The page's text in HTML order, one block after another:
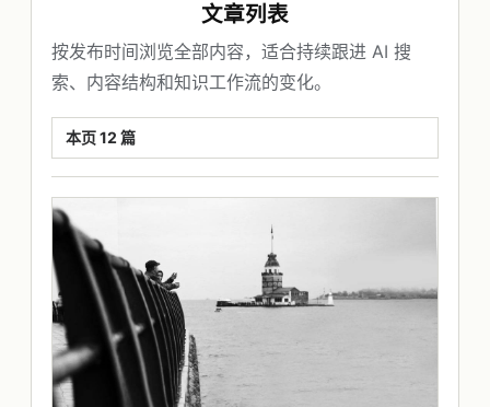
文章列表
按发布时间浏览全部内容，适合持续跟进 AI 搜
索、内容结构和知识工作流的变化。
本页 12 篇